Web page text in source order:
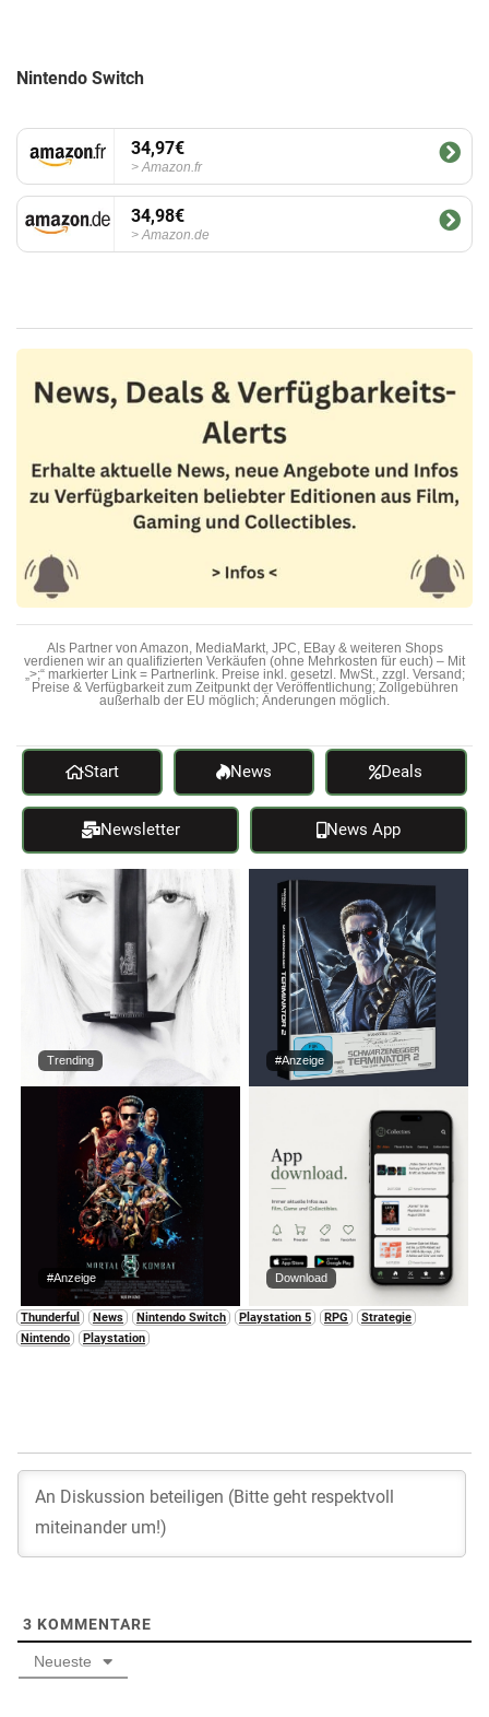
Nintendo Switch
34,97€
Amazon.fr
34,98€
Amazon.de
Als Partner von Amazon, MediaMarkt, JPC, EBay & weiteren Shops
verdienen wir an qualifizierten Verkäufen (ohne Mehrkosten für euch) – Mit
„>;“ markierter Link = Partnerlink. Preise inkl. gesetzl. MwSt., zzgl. Versand;
Preise & Verfügbarkeit zum Zeitpunkt der Veröffentlichung; Zollgebühren
außerhalb der EU möglich; Änderungen möglich.
Start News Deals
Newsletter News App
Trending #Anzeige
#Anzeige Download
Thunderful News Nintendo Switch Playstation 5 RPG
Strategie
Nintendo
Playstation
3 KOMMENTARE
Neueste